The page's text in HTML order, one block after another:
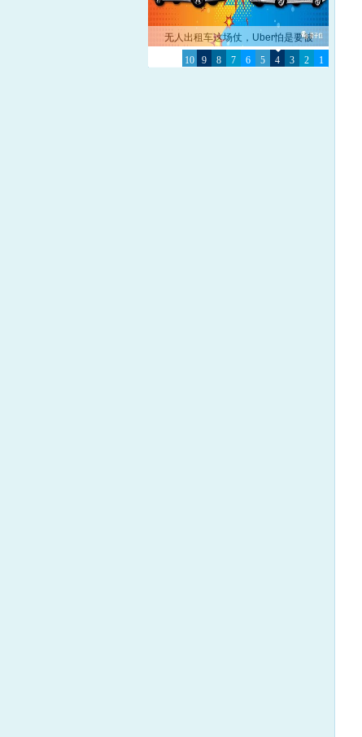
1
2
3
4
5
6
7
8
9
10
那些彻夜不眠鼓吹币圈的，非奸即盗！